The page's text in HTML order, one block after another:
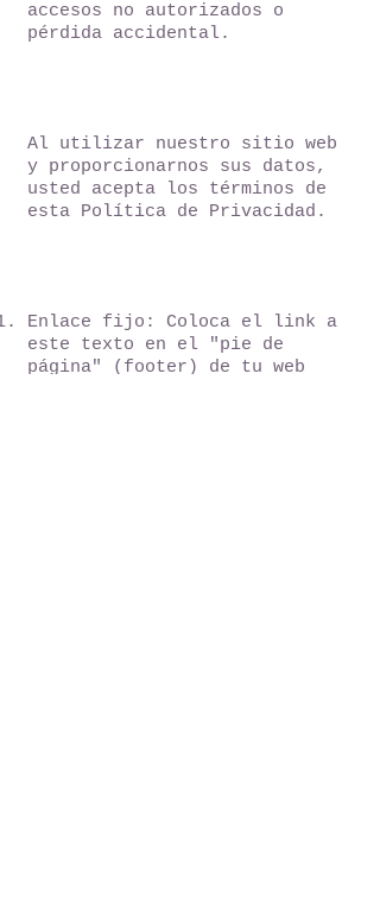
accesos no autorizados o
pérdida accidental.
Al utilizar nuestro sitio web
y proporcionarnos sus datos,
usted acepta los términos de
esta Política de Privacidad.
Enlace fijo: Coloca el link a
este texto en el "pie de
página" (footer) de tu web